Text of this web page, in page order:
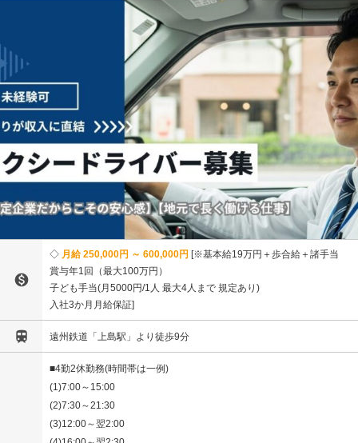

月給 250,000円 ～ 600,000円 ※基本給19万円＋歩合給＋諸手当
賞与年1回（最大100万円）
子ども手当(月5000円/1人 最大4人まで 規定あり)
入社3か月月給保証
 遠州鉄道「上島駅」より徒歩9分
■4勤2休勤務(時間帯は一例)
(1)7:00～15:00
(2)7:30～21:30
(3)12:00～翌2:00